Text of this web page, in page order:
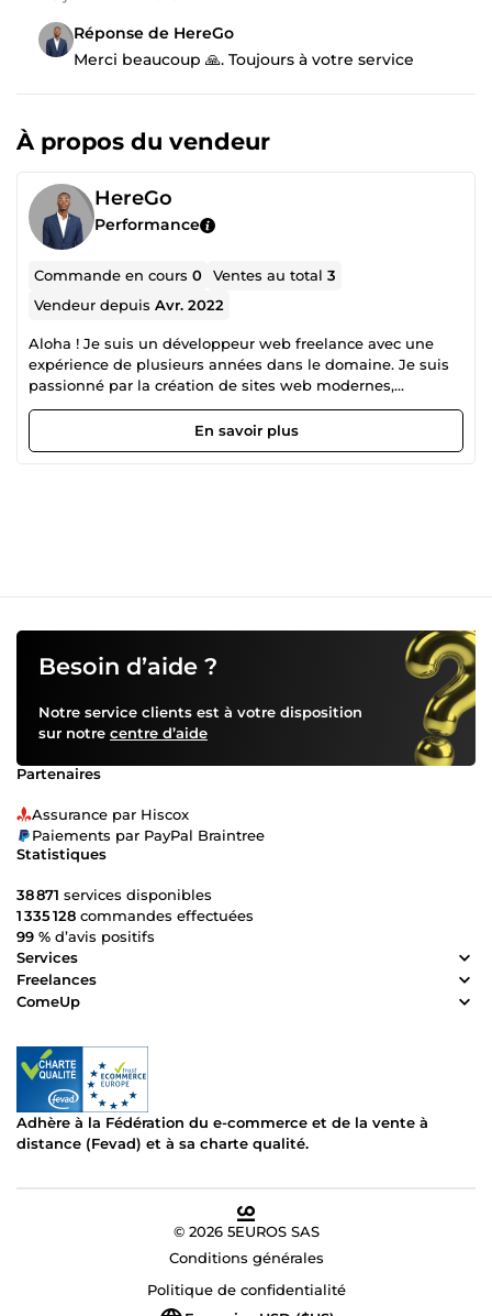
Réponse de HereGo
Merci beaucoup 🙏. Toujours à votre service
À propos du vendeur
HereGo
Performance
Commande en cours0 Ventes au total3
Vendeur depuisAvr. 2022
Aloha ! Je suis un développeur web freelance avec une
expérience de plusieurs années dans le domaine. Je suis
passionné par la création de sites web modernes,
responsives et fonctionnels pour mes clients. Je propose
mes services pour la création de sites web, l'optimisation
SEO, la maintenance, la refonte et la migration de sites
n'hésitez pas à me contacter pour discuter de votre projet
et obtenir un devis personnalisé. Je suis disponible pour
des collaborations à long terme ou des projets ponctuels.
également disponible pour répondre à vos questions et
discuter de votre projet. Cordialement, Jean-Baptiste !
En savoir plus
Besoin d’aide ?
Notre service clients est à votre disposition
sur notre centre d’aide
Partenaires
Assurance par Hiscox
Paiements par PayPal Braintree
Statistiques
38 871 services disponibles
1 335 128 commandes effectuées
99 % d’avis positifs
Services
Freelances
ComeUp
Adhère à la Fédération du e-commerce et de la vente à
distance (Fevad) et à sa charte qualité.
© 2026 5EUROS SAS
Conditions générales
Politique de confidentialité